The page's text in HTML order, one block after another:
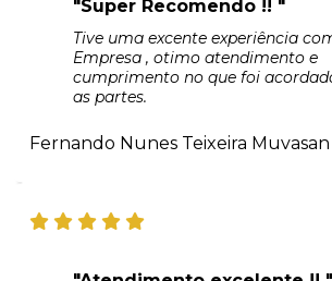
"Super Recomendo !! "
Tive uma excente experiência
Empresa , otimo atendimento e
cumprimento no que foi
as partes.
Fernando Nunes Teixeira Muvasan